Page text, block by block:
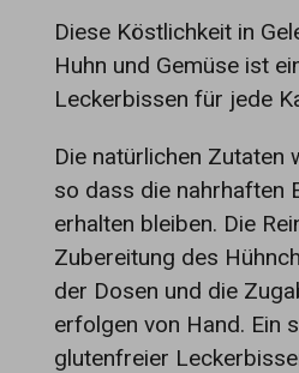
Diese Köstlichkeit in
Huhn und Gemüse ist
Leckerbissen für jede
Die natürlichen Zutaten
so dass die nahrhaften
erhalten bleiben. Die
Zubereitung des
der Dosen und die
erfolgen von Hand. Ein
glutenfreier